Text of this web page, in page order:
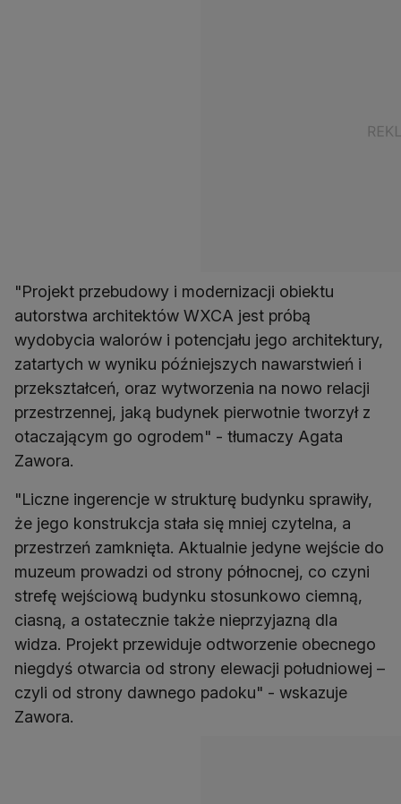
"Projekt przebudowy i modernizacji obiektu
autorstwa architektów WXCA jest próbą
wydobycia walorów i potencjału jego architektury,
zatartych w wyniku późniejszych nawarstwień i
przekształceń, oraz wytworzenia na nowo relacji
przestrzennej, jaką budynek pierwotnie tworzył z
otaczającym go ogrodem" - tłumaczy Agata
Zawora.
"Liczne ingerencje w strukturę budynku sprawiły,
że jego konstrukcja stała się mniej czytelna, a
przestrzeń zamknięta. Aktualnie jedyne wejście do
muzeum prowadzi od strony północnej, co czyni
strefę wejściową budynku stosunkowo ciemną,
ciasną, a ostatecznie także nieprzyjazną dla
widza. Projekt przewiduje odtworzenie obecnego
niegdyś otwarcia od strony elewacji południowej –
czyli od strony dawnego padoku" - wskazuje
Zawora.